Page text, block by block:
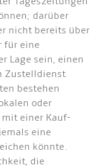
darüber
nicht bereits über
für eine
Lage sein, einen
Zustelldienst
bestehen
oder
einer Kauf-
eine
könnte.
die